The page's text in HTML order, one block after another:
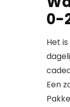
0-
Het
Een